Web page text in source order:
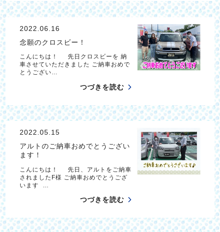
2022.06.16
念願のクロスビー！
こんにちは！ 先日クロスビーを 納
車させていただきました ご納車おめで
とうござい…
つづきを読む
2022.05.15
アルトのご納車おめでとうござい
ます！
こんにちは！ 先日、アルトをご納車
されましたF様 ご納車おめでとうござ
います …
つづきを読む